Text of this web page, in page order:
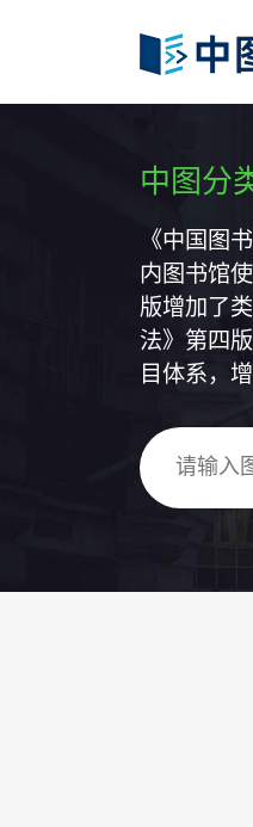
中图分
《中国图
内图书馆
版增加了
法》第四
目体系，